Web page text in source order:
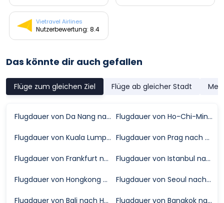
Vietravel Airlines
Nutzerbewertung: 8.4
Das könnte dir auch gefallen
Flüge zum gleichen Ziel Flüge ab gleicher Stadt
Flugdauer von Da Nang nach Hanoi Flugdauer von Ho-Chi-Minh-Stadt nach Hanoi
Flugdauer von Kuala Lumpur nach Hanoi Flugdauer von Prag nach Hanoi
Flugdauer von Frankfurt nach Hanoi Flugdauer von Istanbul nach Hanoi
Flugdauer von Hongkong nach Hanoi Flugdauer von Seoul nach Hanoi
Flugdauer von Bali nach Hanoi Flugdauer von Bangkok nach Hanoi